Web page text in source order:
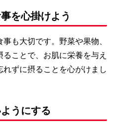
を心掛けよう
も大切です。野菜や果物、
ことで、お肌に栄養を与え
ずに摂ることを心がけまし
うにする